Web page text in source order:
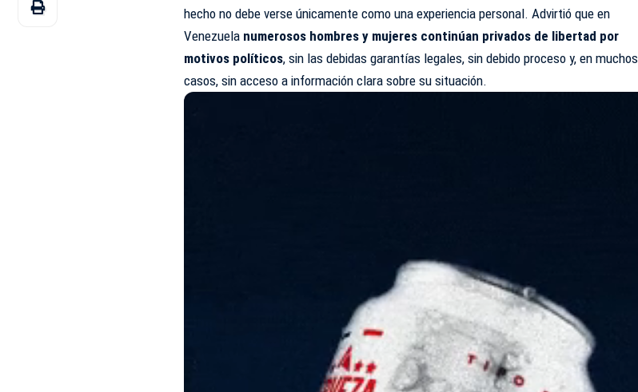
hecho no debe verse únicamente como una experiencia personal. Advirtió que en
Venezuela numerosos hombres y mujeres continúan privados de libertad por
motivos políticos, sin las debidas garantías legales, sin debido proceso y, en muchos
casos, sin acceso a información clara sobre su situación.